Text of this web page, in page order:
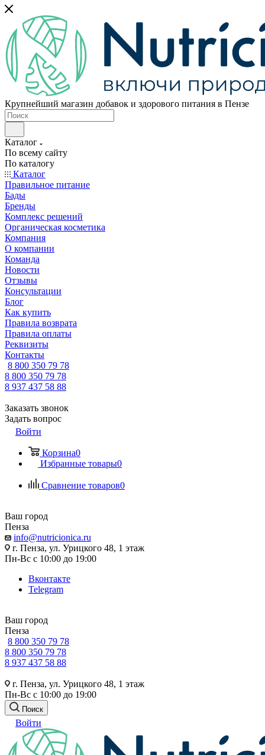
Крупнейший магазин добавок и здорового питания в Пензе
Каталог
По всему сайту
По каталогу
Каталог
Правильное питание
Бады
Бренды
Комплекс решений
Органическая косметика
Компания
О компании
Команда
Новости
Отзывы
Консультации
Блог
Как купить
Правила возврата
Правила оплаты
Реквизиты
Контакты
8 800 350 79 78
8 800 350 79 78
8 937 437 58 88
Заказать звонок
Задать вопрос
Войти
Корзина0
Избранные товары0
Сравнение товаров0
Ваш город
Пенза
info@nutricionica.ru
г. Пенза, ул. Урицкого 48, 1 этаж
Пн-Вс с 10:00 до 19:00
Вконтакте
Telegram
Ваш город
Пенза
8 800 350 79 78
8 800 350 79 78
8 937 437 58 88
г. Пенза, ул. Урицкого 48, 1 этаж
Пн-Вс с 10:00 до 19:00
Поиск
Войти